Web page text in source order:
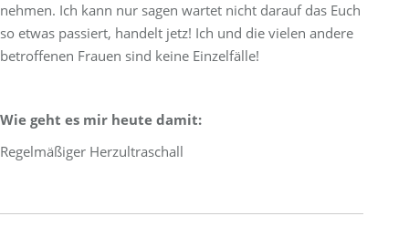
nehmen. Ich kann nur sagen wartet nicht darauf das Euch
so etwas passiert, handelt jetz! Ich und die vielen andere
betroffenen Frauen sind keine Einzelfälle!
Wie geht es mir heute damit:
Regelmäßiger Herzultraschall